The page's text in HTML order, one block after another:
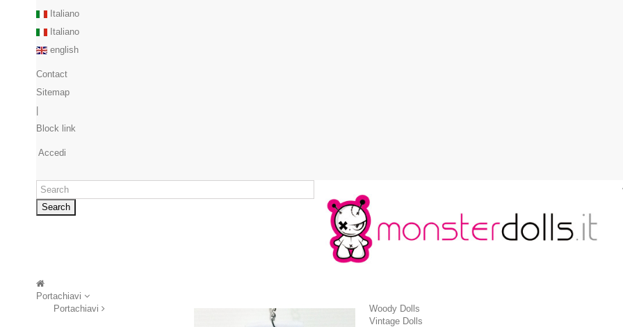
Italiano
Italiano
english
Contact
Sitemap
Block link
Accedi
Search
Portachiavi
Portachiavi
Woody Dolls
Vintage Dolls